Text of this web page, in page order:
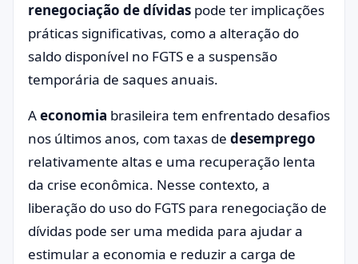
renegociação de dívidas pode ter implicações
práticas significativas, como a alteração do
saldo disponível no FGTS e a suspensão
temporária de saques anuais.
Aeconomia brasileira tem enfrentado desafios
nos últimos anos, com taxas de desemprego
relativamente altas e uma recuperação lenta
da crise econômica. Nesse contexto, a
liberação do uso do FGTS para renegociação de
dívidas pode ser uma medida para ajudar a
estimular a economia e reduzir a carga de